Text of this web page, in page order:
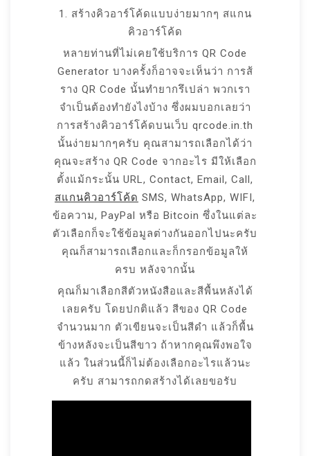
1. สร้างคิวอาร์โค้ดแบบง่ายมากๆ สแกน
คิวอาร์โค้ด
หลายท่านที่ไม่เคยใช้บริการ QR Code
Generator บางครั้งก็อาจจะเห็นว่า การส้
ราง QR Code นั้นทำยากรึเปล่า พวกเรา
จำเป็นต้องทำยังไงบ้าง ซึ่งผมบอกเลยว่า
การสร้างคิวอาร์โค้ดบนเว็บ qrcode.in.th
นั้นง่ายมากๆครับ คุณสามารถเลือกได้ว่า
คุณจะสร้าง QR Code จากอะไร มีให้เลือก
ตั้งแม้กระนั้น URL, Contact, Email, Call,
สแกนคิวอาร์โค้ด SMS, WhatsApp, WIFI,
ข้อความ, PayPal หรือ Bitcoin ซึ่งในแต่ละ
ตัวเลือกก็จะใช้ข้อมูลต่างกันออกไปนะครับ
คุณก็สามารถเลือกและก็กรอกข้อมูลให้
ครบ หลังจากนั้น
คุณก็มาเลือกสีตัวหนังสือและสีพื้นหลังได้
เลยครับ โดยปกติแล้ว สีของ QR Code
จำนวนมาก ตัวเขียนจะเป็นสีดำ แล้วก็พื้น
ข้างหลังจะเป็นสีขาว ถ้าหากคุณพึงพอใจ
แล้ว ในส่วนนี้ก็ไม่ต้องเลือกอะไรแล้วนะ
ครับ สามารถกดสร้างได้เลยขอรับ